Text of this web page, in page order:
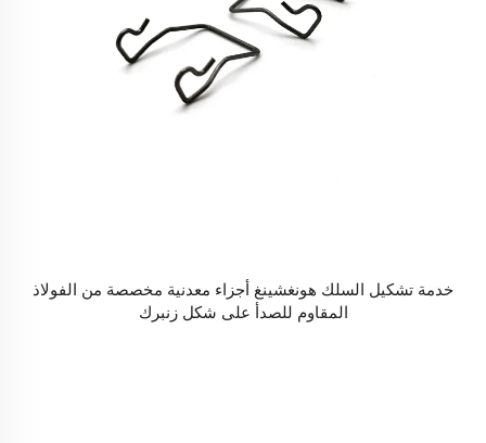
خدمة تشكيل السلك هونغشينغ أجزاء معدنية مخصصة من الفولاذ
المقاوم للصدأ على شكل زنبرك